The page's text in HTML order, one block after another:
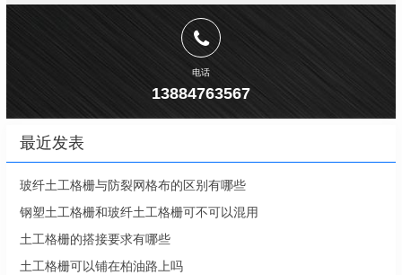
电话
13884763567
最近发表
玻纤土工格栅与防裂网格布的区别有哪些
钢塑土工格栅和玻纤土工格栅可不可以混用
土工格栅的搭接要求有哪些
土工格栅可以铺在柏油路上吗